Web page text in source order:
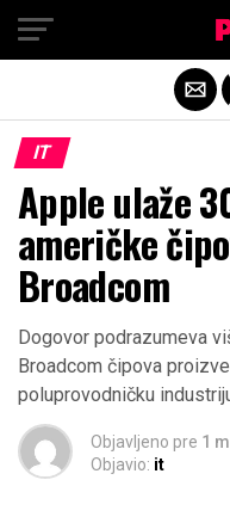
IT
Apple ulaže
američke
Broadcom
Dogovor podrazumeva
Broadcom čipova
poluprovodničku
Objavljeno pre 1
Objavio: it
Exit